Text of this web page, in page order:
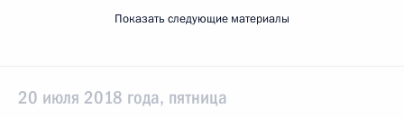
Показать следующие материалы
20 июля 2018 года, пятница